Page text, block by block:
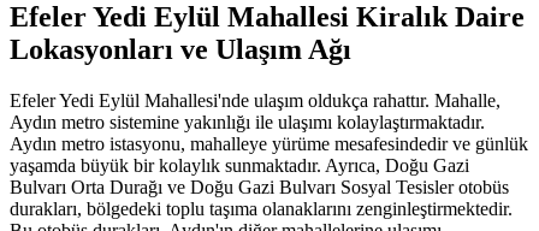
Efeler Yedi Eylül Mahallesi Kiralık Daire
Lokasyonları ve Ulaşım Ağı
Efeler Yedi Eylül Mahallesi'nde ulaşım oldukça rahattır. Mahalle,
Aydın metro sistemine yakınlığı ile ulaşımı kolaylaştırmaktadır.
Aydın metro istasyonu, mahalleye yürüme mesafesindedir ve günlük
yaşamda büyük bir kolaylık sunmaktadır. Ayrıca, Doğu Gazi
Bulvarı Orta Durağı ve Doğu Gazi Bulvarı Sosyal Tesisler otobüs
durakları, bölgedeki toplu taşıma olanaklarını zenginleştirmektedir.